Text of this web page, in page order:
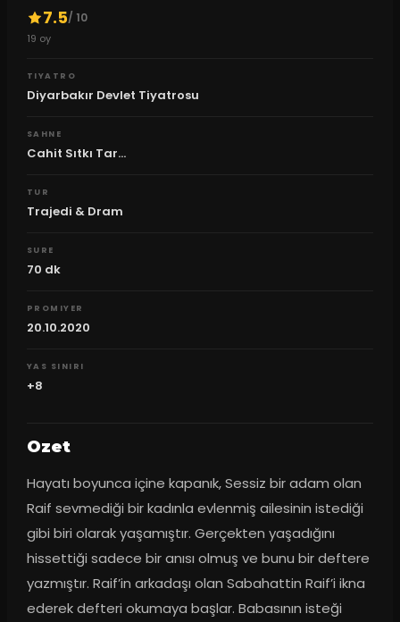
7.5/ 10
19 oy
TIYATRO
Diyarbakır Devlet Tiyatrosu
SAHNE
Cahit Sıtkı Tar...
TUR
Trajedi & Dram
SURE
70 dk
PROMIYER
20.10.2020
YAS SINIRI
+8
Ozet
Hayatı boyunca içine kapanık, Sessiz bir adam olan
Raif sevmediği bir kadınla evlenmiş ailesinin istediği
gibi biri olarak yaşamıştır. Gerçekten yaşadığını
hissettiği sadece bir anısı olmuş ve bunu bir deftere
yazmıştır. Raif’in arkadaşı olan Sabahattin Raif’i ikna
ederek defteri okumaya başlar. Babasının isteği